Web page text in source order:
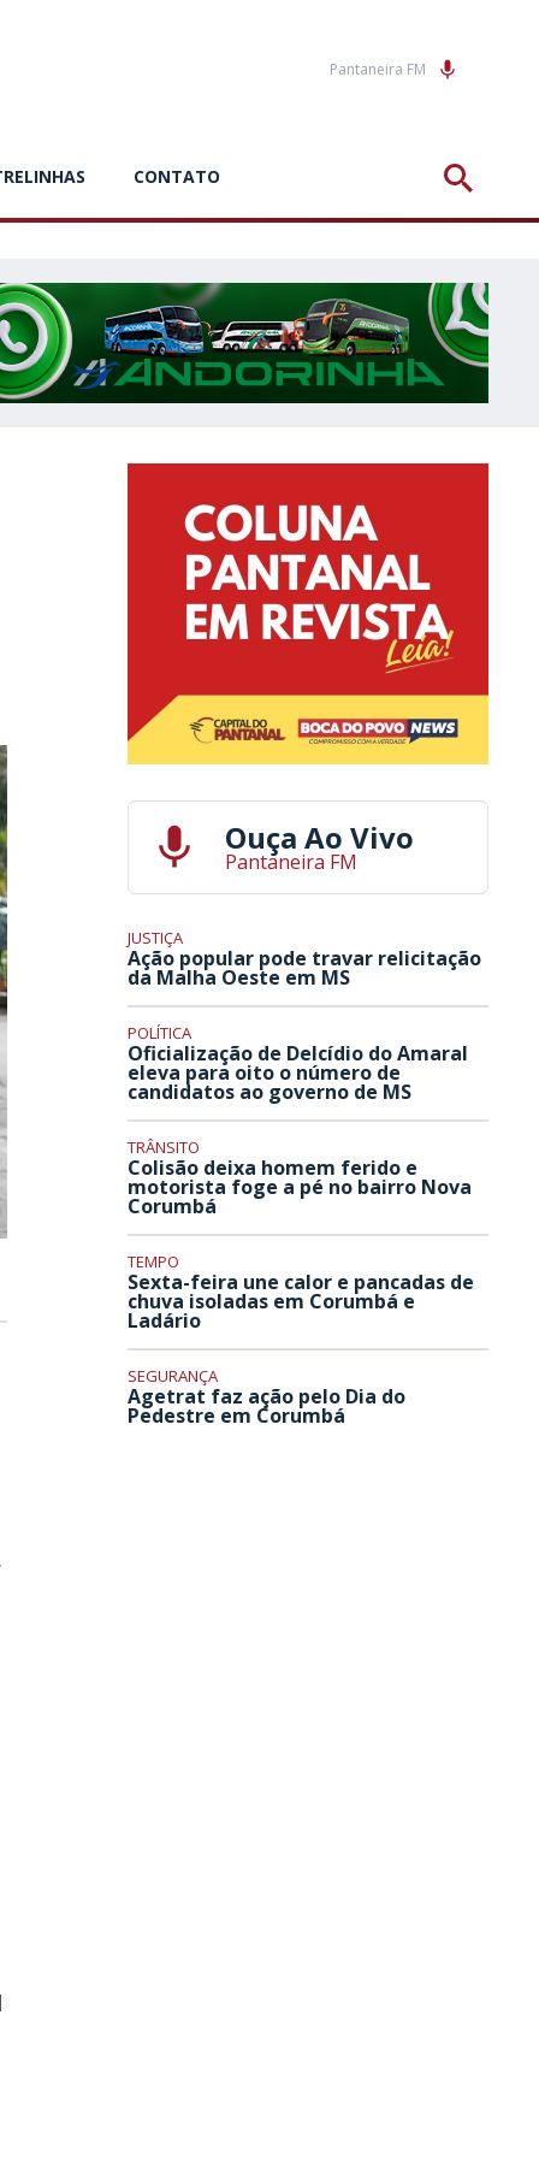
Pantaneira FM
CONTATO
Ouça Ao Vivo
Pantaneira FM
JUSTIÇA
Ação popular pode travar relicitação
da Malha Oeste em MS
POLÍTICA
Oficialização de Delcídio do Amaral
eleva para oito o número de
candidatos ao governo de MS
TRÂNSITO
Colisão deixa homem ferido e
motorista foge a pé no bairro Nova
Corumbá
TEMPO
Sexta-feira une calor e pancadas de
chuva isoladas em Corumbá e
Ladário
SEGURANÇA
Agetrat faz ação pelo Dia do
Pedestre em Corumbá